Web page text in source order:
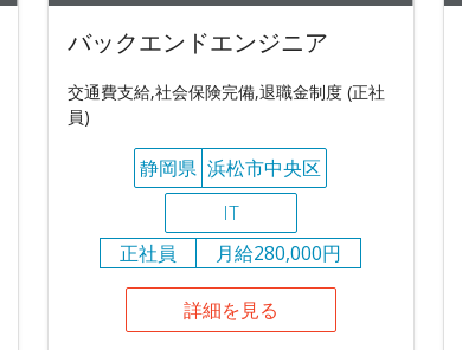
バックエンドエンジニア
交通費支給,社会保険完備,退職金制度 (正社
員)
静岡県 浜松市中央区
IT
正社員
月給280,000円
詳細を見る